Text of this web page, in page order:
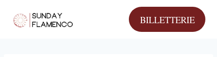
BILLETTERIE